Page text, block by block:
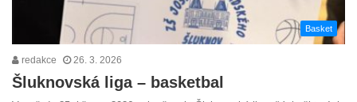
Basket
redakce 26. 3. 2026
Šluknovská liga – basketbal